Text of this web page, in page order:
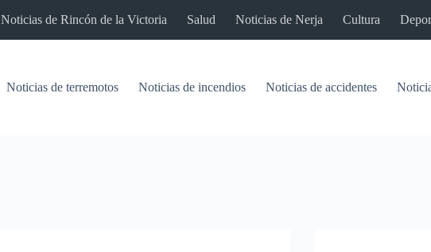
Noticias de Rincón de la Victoria Salud Noticias de Nerja Cultura
Noticias de terremotos Noticias de incendios Noticias de accidentes